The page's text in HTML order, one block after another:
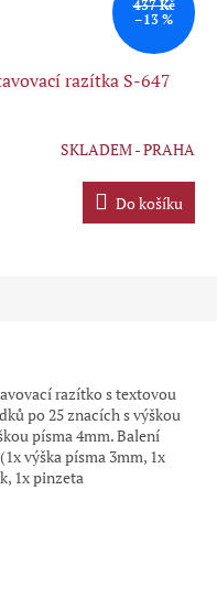
437 Kč
–13 %
razítka S-647
SKLADEM - PRAHA
Do košíku
razítko s textovou
po 25 znacích s výškou
písma 4mm. Balení
výška písma 3mm, 1x
1x pinzeta